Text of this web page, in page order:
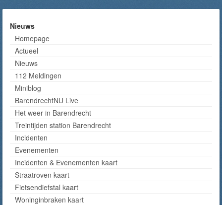
Nieuws
Homepage
Actueel
Nieuws
112 Meldingen
Miniblog
BarendrechtNU Live
Het weer in Barendrecht
Treintijden station Barendrecht
Incidenten
Evenementen
Incidenten & Evenementen kaart
Straatroven kaart
Fietsendiefstal kaart
Woninginbraken kaart